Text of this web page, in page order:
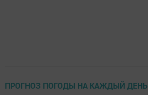
ПРОГНОЗ ПОГОДЫ НА КАЖДЫЙ ДЕНЬ